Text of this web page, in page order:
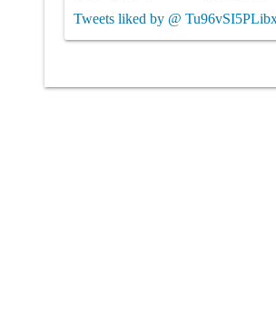
Tweets liked by @